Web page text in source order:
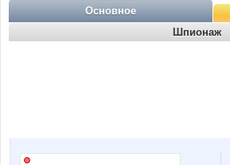
Основное
Шпионаж